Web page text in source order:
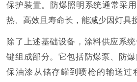
保护装置。防爆照明系统通常采
热、高效且寿命长，能减少因灯具
除了上述基础设备，涂料供应系
键组成部分。它包括防爆泵、防
保油漆从储存罐到喷枪的输送过